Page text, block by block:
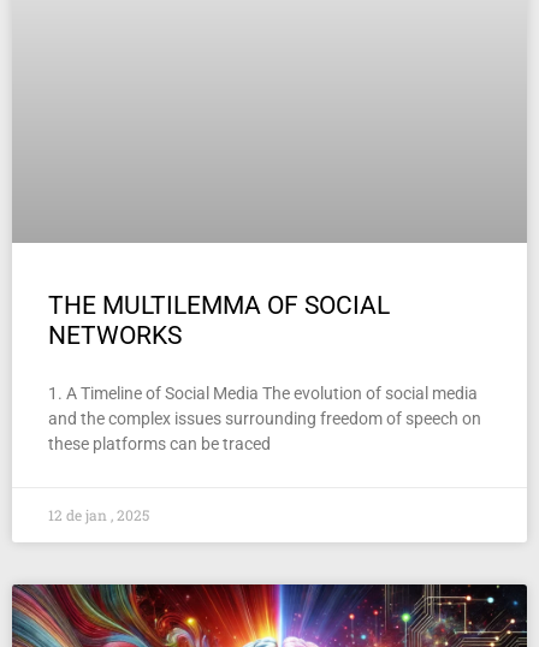
THE MULTILEMMA OF SOCIAL
NETWORKS
1. A Timeline of Social Media The evolution of social media
and the complex issues surrounding freedom of speech on
these platforms can be traced
12 de jan , 2025